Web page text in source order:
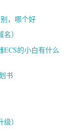
，哪个好
）
ECS的小白有什么
书
）